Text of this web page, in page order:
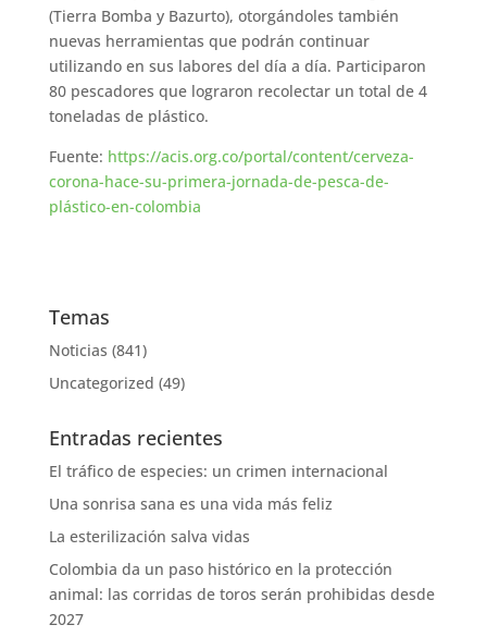
(Tierra Bomba y Bazurto), otorgándoles también
nuevas herramientas que podrán continuar
utilizando en sus labores del día a día. Participaron
80 pescadores que lograron recolectar un total de 4
toneladas de plástico.
Fuente: https://acis.org.co/portal/content/cerveza-
corona-hace-su-primera-jornada-de-pesca-de-
plástico-en-colombia
Temas
Noticias (841)
Uncategorized (49)
Entradas recientes
El tráfico de especies: un crimen internacional
Una sonrisa sana es una vida más feliz
La esterilización salva vidas
Colombia da un paso histórico en la protección
animal: las corridas de toros serán prohibidas desde
2027